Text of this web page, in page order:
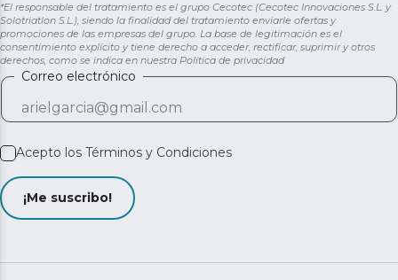
*El responsable del tratamiento es el grupo Cecotec (Cecotec Innovaciones S.L. y
Solotriatlon S.L.), siendo la finalidad del tratamiento enviarle ofertas y
promociones de las empresas del grupo. La base de legitimación es el
consentimiento explícito y tiene derecho a acceder, rectificar, suprimir y otros
derechos, como se indica en nuestra Política de privacidad
Correo electrónico
Acepto los Términos y Condiciones
¡Me suscribo!